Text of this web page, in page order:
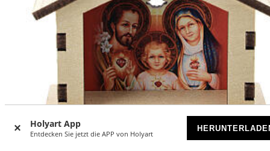
Holyart App
Entdecken Sie jetzt die APP von Holyart